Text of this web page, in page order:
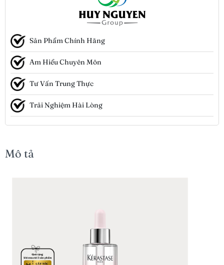
Sản Phẩm Chính Hãng
Am Hiểu Chuyên Môn
Tư Vấn Trung Thực
Trải Nghiệm Hài Lòng
Mô tả